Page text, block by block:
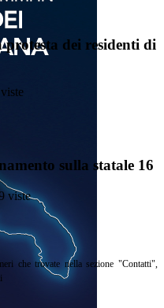
dei residenti di
sulla statale 16
viste
che trovate nella sezione "Contatti",